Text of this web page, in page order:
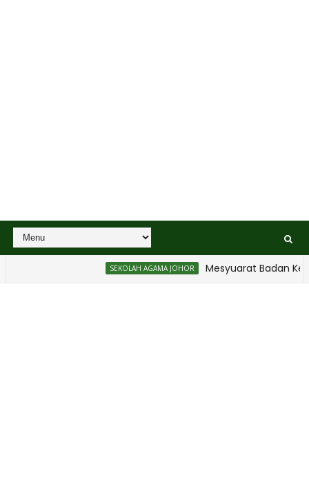
SEKOLAH AGAMA JOHOR Mesyuarat Badan